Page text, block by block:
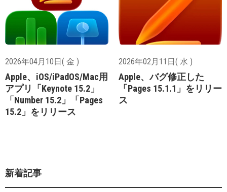
2026年04月10日( 金 )
Apple、iOS/iPadOS/Mac用
アプリ「Keynote 15.2」
「Number 15.2」「Pages
15.2」をリリース
2026年02月11日( 水 )
Apple、バグ修正した
「Pages 15.1.1」をリリー
ス
新着記事